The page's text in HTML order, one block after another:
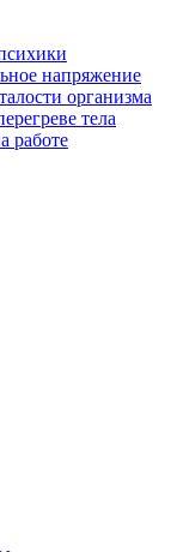
напряжение
организма
тела
работе